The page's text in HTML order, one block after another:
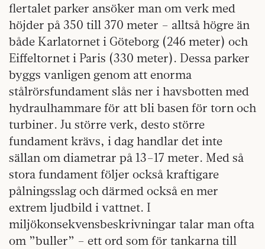
flertalet parker ansöker man om verk med
höjder på 350 till 370 meter – alltså högre än
både Karlatornet i Göteborg (246 meter) och
Eiffeltornet i Paris (330 meter). Dessa parker
byggs vanligen genom att enorma
stålrörsfundament slås ner i havsbotten med
hydraulhammare för att bli basen för torn och
turbiner. Ju större verk, desto större
fundament krävs, i dag handlar det inte
sällan om diametrar på 13–17 meter. Med så
stora fundament följer också kraftigare
pålningsslag och därmed också en mer
extrem ljudbild i vattnet. I
miljökonsekvensbeskrivningar talar man ofta
om ”buller” – ett ord som för tankarna till